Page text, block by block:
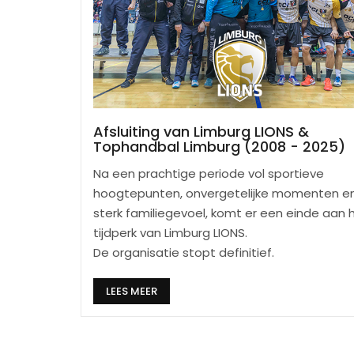
Afsluiting van Limburg LIONS &
Tophandbal Limburg (2008 - 2025)
Na een prachtige periode vol sportieve
hoogtepunten, onvergetelijke momenten
sterk familiegevoel, komt er een einde aan
tijdperk van Limburg LIONS.
De organisatie stopt definitief.
LEES MEER